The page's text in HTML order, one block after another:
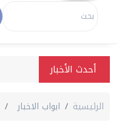
أحدث الأخبار
الرئيسية ابواب الاخبار